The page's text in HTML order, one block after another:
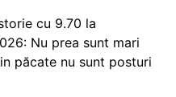
cu 9.70 la
Nu prea sunt mari
păcate nu sunt posturi